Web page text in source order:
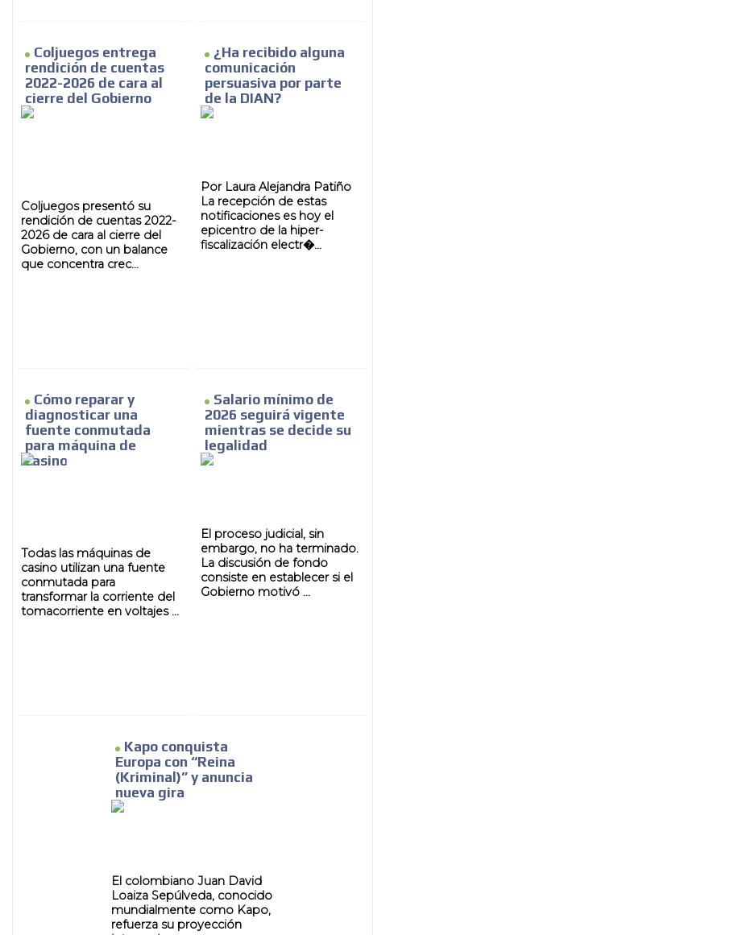
Coljuegos entrega
rendición de cuentas
2022-2026 de cara al
cierre del Gobierno
Coljuegos presentó su
rendición de cuentas 2022-
2026 de cara al cierre del
Gobierno, con un balance
que concentra crec...
¿Ha recibido alguna
comunicación
persuasiva por parte
de la DIAN?
Por Laura Alejandra Patiño
La recepción de estas
notificaciones es hoy el
epicentro de la hiper-
fiscalización electr�...
Cómo reparar y
diagnosticar una
fuente conmutada
para máquina de
casino
Todas las máquinas de
casino utilizan una fuente
conmutada para
transformar la corriente del
tomacorriente en voltajes ...
Salario mínimo de
2026 seguirá vigente
mientras se decide su
legalidad
El proceso judicial, sin
embargo, no ha terminado.
La discusión de fondo
consiste en establecer si el
Gobierno motivó ...
Kapo conquista
Europa con “Reina
(Kriminal)” y anuncia
nueva gira
El colombiano Juan David
Loaiza Sepúlveda, conocido
mundialmente como Kapo,
refuerza su proyección